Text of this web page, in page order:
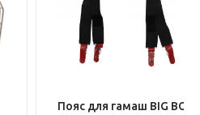
Пояс для гамаш BIG BOY